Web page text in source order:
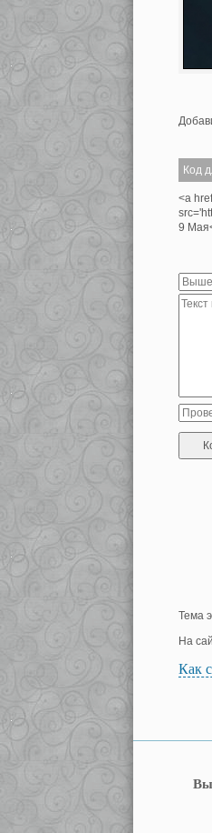
Код
<a
9
Тема
На
Как